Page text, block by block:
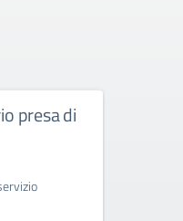
presa di